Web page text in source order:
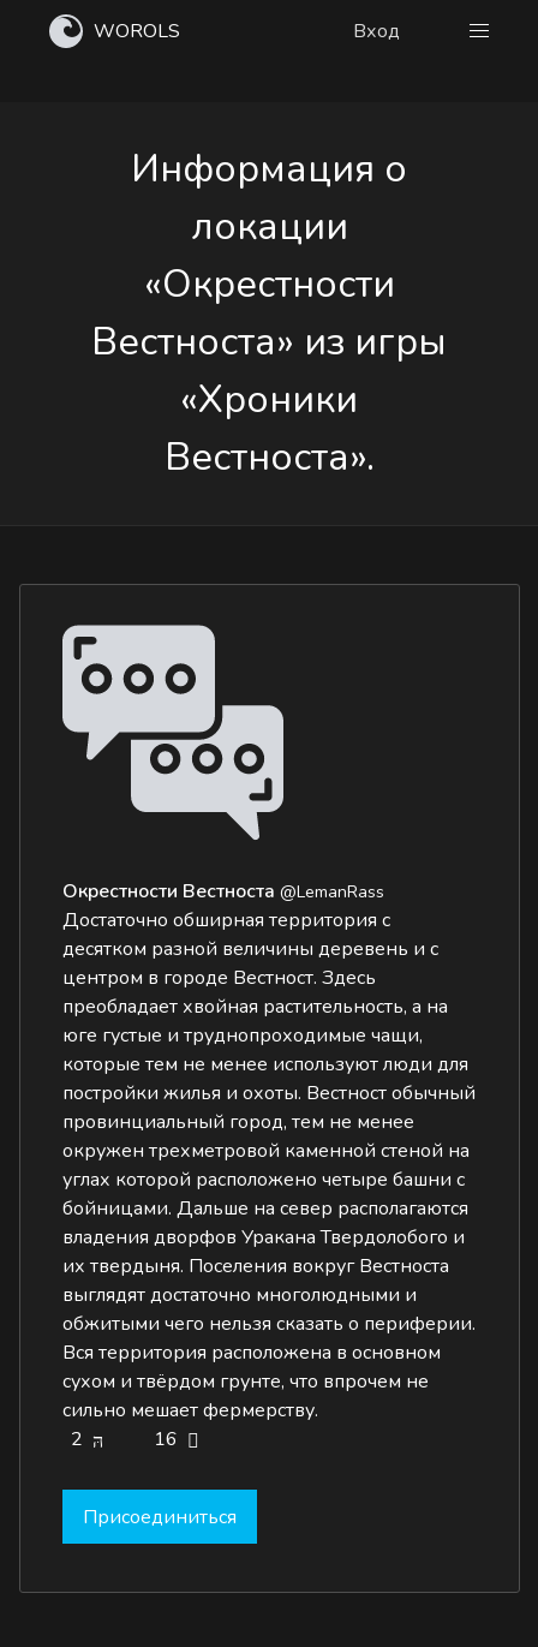
WOROLS Вход
Информация о
локации
«Окрестности
Вестноста» из игры
«Хроники
Вестноста».
Окрестности Вестноста @LemanRass
Достаточно обширная территория с
десятком разной величины деревень и с
центром в городе Вестност. Здесь
преобладает хвойная растительность, а на
юге густые и труднопроходимые чащи,
которые тем не менее используют люди для
постройки жилья и охоты. Вестност обычный
провинциальный город, тем не менее
окружен трехметровой каменной стеной на
углах которой расположено четыре башни с
бойницами. Дальше на север располагаются
владения дворфов Уракана Твердолобого и
их твердыня. Поселения вокруг Вестноста
выглядят достаточно многолюдными и
обжитыми чего нельзя сказать о периферии.
Вся территория расположена в основном
сухом и твёрдом грунте, что впрочем не
сильно мешает фермерству.
2
16
Присоединиться